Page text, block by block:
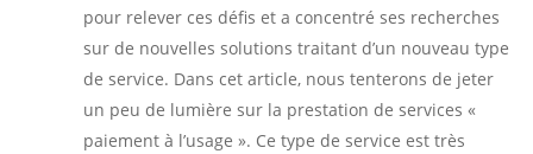
pour relever ces défis et a concentré ses recherches
sur de nouvelles solutions traitant d’un nouveau type
de service. Dans cet article, nous tenterons de jeter
un peu de lumière sur la prestation de services «
paiement à l’usage ». Ce type de service est très